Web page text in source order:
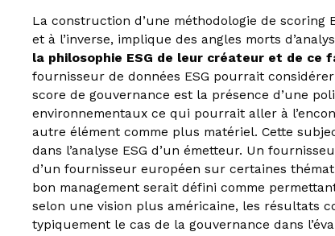
La construction d’une méthodologie de scoring
et à l’inverse, implique des angles morts
la philosophie ESG de leur créateur et de ce
fournisseur de données ESG pourrait
score de gouvernance est la présence d’une
environnementaux ce qui pourrait aller à
autre élément comme plus matériel. Cette
dans l’analyse ESG d’un émetteur. Un
d’un fournisseur européen sur certaines
bon management serait défini comme
selon une vision plus américaine, les résultats
typiquement le cas de la gouvernance dans